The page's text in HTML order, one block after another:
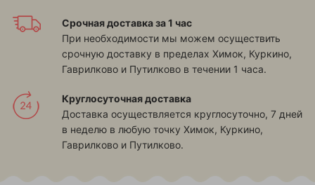
Срочная доставка за 1 час
При необходимости мы можем осуществить
срочную доставку в пределах Химок, Куркино,
Гаврилково и Путилково в течении 1 часа.
Круглосуточная доставка
Доставка осуществляется круглосуточно, 7 дней
в неделю в любую точку Химок, Куркино,
Гаврилково и Путилково.